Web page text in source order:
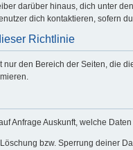
darüber hinaus, dich unter
dich kontaktieren, sofern
Richtlinie
nur den Bereich der Seiten, die
Anfrage Auskunft, welche
bzw. Sperrung deiner